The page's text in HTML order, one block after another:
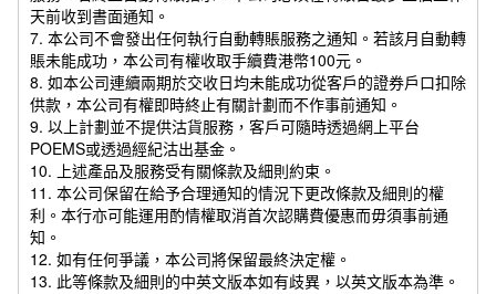
天前收到書面通知。
7. 本公司不會發出任何執行自動轉賬服務之通知。若該月自動轉
賬未能成功，本公司有權收取手續費港幣100元。
8. 如本公司連續兩期於交收日均未能成功從客戶的證券戶口扣除
供款，本公司有權即時終止有關計劃而不作事前通知。
9. 以上計劃並不提供沽貨服務，客戶可隨時透過網上平台
POEMS或透過經紀沽出基金。
10. 上述產品及服務受有關條款及細則約束。
11. 本公司保留在給予合理通知的情況下更改條款及細則的權
利。本行亦可能運用酌情權取消首次認購費優惠而毋須事前通
知。
12. 如有任何爭議，本公司將保留最終決定權。
13. 此等條款及細則的中英文版本如有歧異，以英文版本為準。